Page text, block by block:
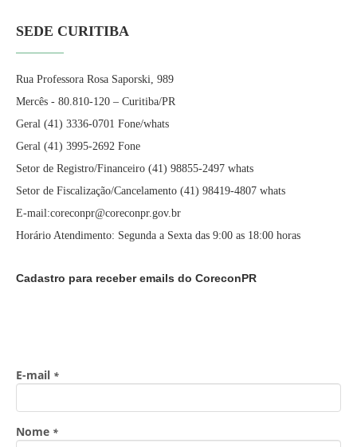
SEDE CURITIBA
Rua Professora Rosa Saporski, 989
Mercês - 80.810-120 – Curitiba/PR
Geral (41) 3336-0701 Fone/whats
Geral (41) 3995-2692 Fone
Setor de Registro/Financeiro (41) 98855-2497 whats
Setor de Fiscalização/Cancelamento (41) 98419-4807 whats
E-mail:coreconpr@coreconpr.gov.br
Horário Atendimento: Segunda a Sexta das 9:00 as 18:00 horas
Cadastro para receber emails do CoreconPR